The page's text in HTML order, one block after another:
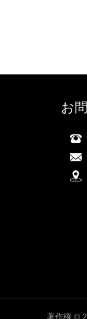
お
著作権 ©